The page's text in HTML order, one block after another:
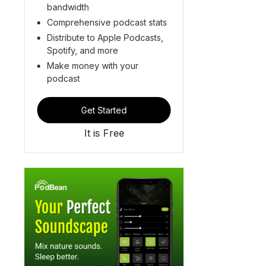
bandwidth
Comprehensive podcast stats
Distribute to Apple Podcasts,
Spotify, and more
Make money with your
podcast
Get Started
It is Free